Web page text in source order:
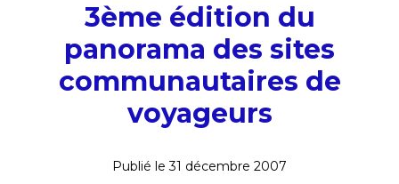
3ème édition du
panorama des sites
communautaires de
voyageurs
Publié le 31 décembre 2007